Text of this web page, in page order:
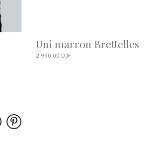
Coupe Ajustée T-Shirt
2 490,00 DJF